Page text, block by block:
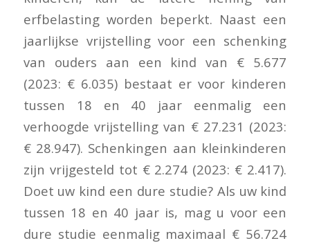
erfbelasting worden beperkt. Naast een
jaarlijkse vrijstelling voor een schenking
van ouders aan een kind van € 5.677
(2023: € 6.035) bestaat er voor kinderen
tussen 18 en 40 jaar eenmalig een
verhoogde vrijstelling van € 27.231 (2023:
€ 28.947). Schenkingen aan kleinkinderen
zijn vrijgesteld tot € 2.274 (2023: € 2.417).
Doet uw kind een dure studie? Als uw kind
tussen 18 en 40 jaar is, mag u voor een
dure studie eenmalig maximaal € 56.724